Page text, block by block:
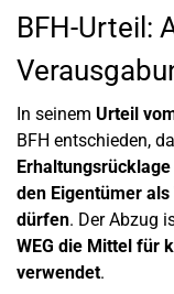
BFH-Urteil:
In seinem Urteil
BFH entschieden,
den Eigentümer
dürfen. Der Abzug
WEG die Mittel für
verwendet.